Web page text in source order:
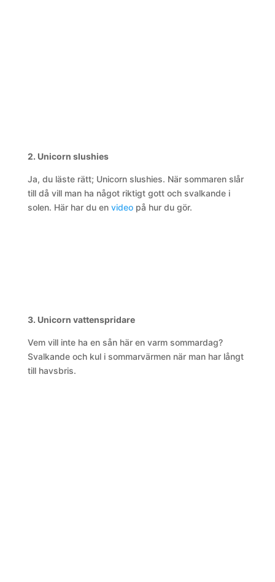
2. Unicorn slushies
Ja, du läste rätt; Unicorn slushies. När sommaren slår
till då vill man ha något riktigt gott och svalkande i
solen. Här har du en videopå hur du gör.
3. Unicorn vattenspridare
Vem vill inte ha en sån här en varm sommardag?
Svalkande och kul i sommarvärmen när man har långt
till havsbris.